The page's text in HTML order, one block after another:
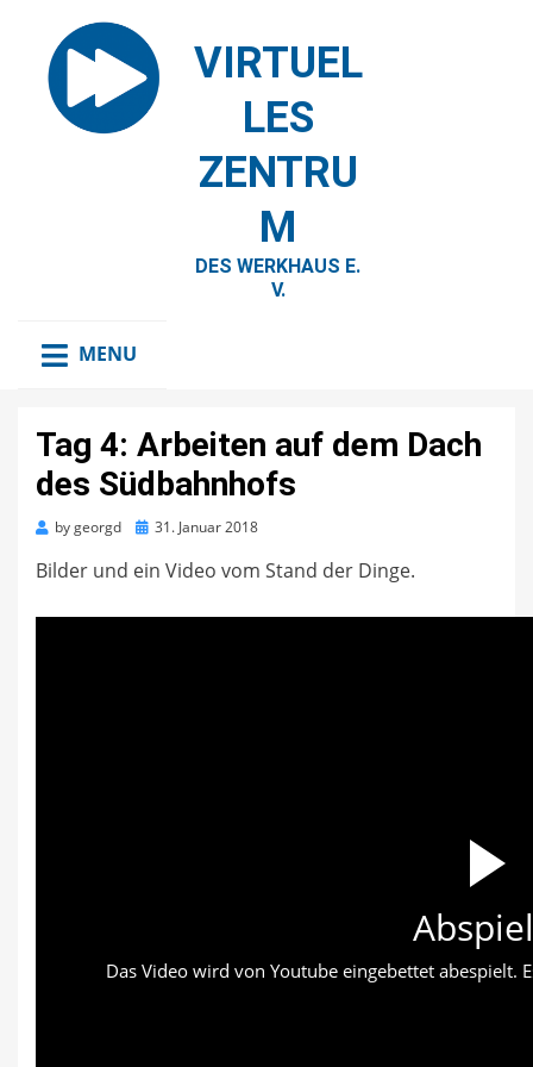
VIRTUEL
LES
ZENTRU
M
DES WERKHAUS E.
V.
MENU
Tag 4: Arbeiten auf dem Dach
des Südbahnhofs
bygeorgd
Posted31. Januar 2018
Bilder und ein Video vom Stand der Dinge.
Das Video wird von Youtube eingebettet abespielt.